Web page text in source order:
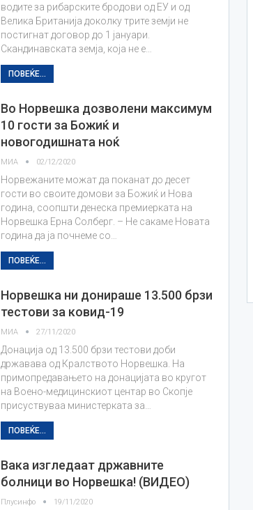
водите за рибарските бродови од ЕУ и од
Велика Британија доколку трите земји не
постигнат договор до 1 јануари.
Скандинавската земја, која не е…
ПОВЕЌЕ...
Во Норвешка дозволени максимум
10 гости за Божиќ и
новогодишната ноќ
МИА 02/12/2020
Норвежаните можат да поканат до десет
гости во своите домови за Божиќ и Нова
година, соопшти денеска премиерката на
Норвешка Ерна Солберг. – Не сакаме Новата
година да ја почнеме со…
ПОВЕЌЕ...
Норвешка ни донираше 13.500 брзи
тестови за ковид-19
МИА 27/11/2020
Донација од 13.500 брзи тестови доби
државава од Кралството Норвешка. На
примопредавањето на донацијата во кругот
на Воено-медицинскиот центар во Скопје
присуствуваа министерката за…
ПОВЕЌЕ...
Вака изгледаат државните
болници во Норвешка! (ВИДЕО)
Плусинфо 19/11/2020